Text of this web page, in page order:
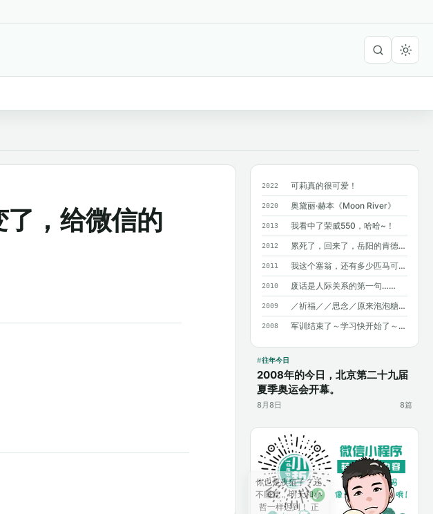
2022 可莉真的很可爱！
2020 奥黛丽·赫本《Moon River》
2013 我看中了荣威550，哈哈~！
2012 累死了，回来了，岳阳的肯德基附近没有麦...
2011 我这个塞翁，还有多少匹马可以丢掉呢？
2010 废话是人际关系的第一句……
2009 ／祈福／／思念／原来泡泡糖不能吞呀~
2008 军训结束了～学习快开始了～加油～加油～
往年今日
2008年的今日，北京第二十九届
夏季奥运会开幕。
8月8日 8篇
，给微信的